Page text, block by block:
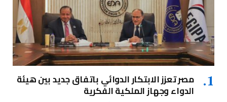
مصر تعزز الابتكار الدوائي باتفاق جديد بين هيئة
الدواء وجهاز الملكية الفكرية